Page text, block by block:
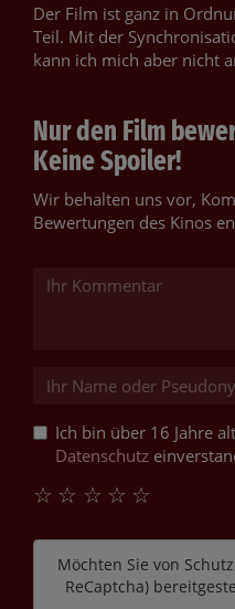
Der Film ist ganz in
Teil. Mit der
kann ich mich aber nicht
Nur den Film
Keine Spoiler!
Wir behalten uns vor,
Bewertungen des Kinos
Ich bin über 16 Jahre
Datenschutz
☆
☆
☆
☆
☆
Möchten Sie von
ReCaptcha)